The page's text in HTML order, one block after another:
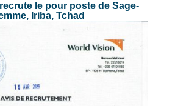
le pour poste de Sage-
Iriba, Tchad